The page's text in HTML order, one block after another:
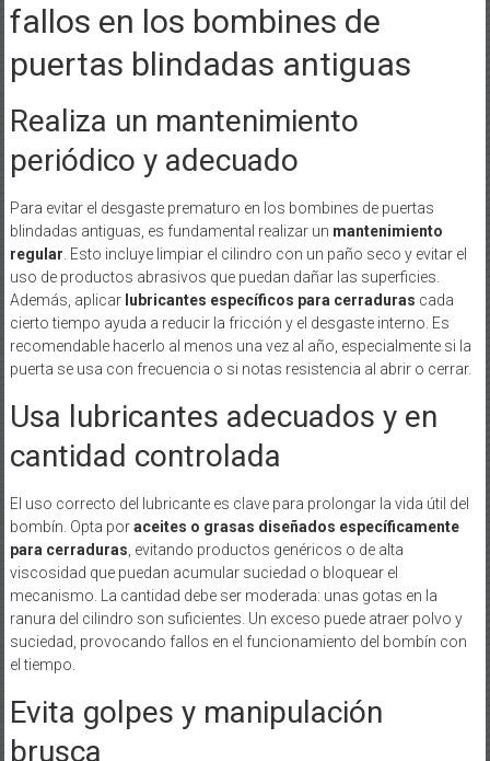
fallos en los bombines de
puertas blindadas antiguas
Realiza un mantenimiento
periódico y adecuado
Para evitar el desgaste prematuro en los bombines de puertas
blindadas antiguas, es fundamental realizar un mantenimiento
regular . Esto incluye limpiar el cilindro con un paño seco y evitar el
uso de productos abrasivos que puedan dañar las superficies.
Además, aplicar lubricantes específicos para cerraduras cada
cierto tiempo ayuda a reducir la fricción y el desgaste interno. Es
recomendable hacerlo al menos una vez al año, especialmente si la
puerta se usa con frecuencia o si notas resistencia al abrir o cerrar.
Usa lubricantes adecuados y en
cantidad controlada
El uso correcto del lubricante es clave para prolongar la vida útil del
bombín. Opta poraceites o grasas diseñados específicamente
para cerraduras , evitando productos genéricos o de alta
viscosidad que puedan acumular suciedad o bloquear el
mecanismo. La cantidad debe ser moderada: unas gotas en la
ranura del cilindro son suficientes. Un exceso puede atraer polvo y
suciedad, provocando fallos en el funcionamiento del bombín con
el tiempo.
Evita golpes y manipulación
brusca